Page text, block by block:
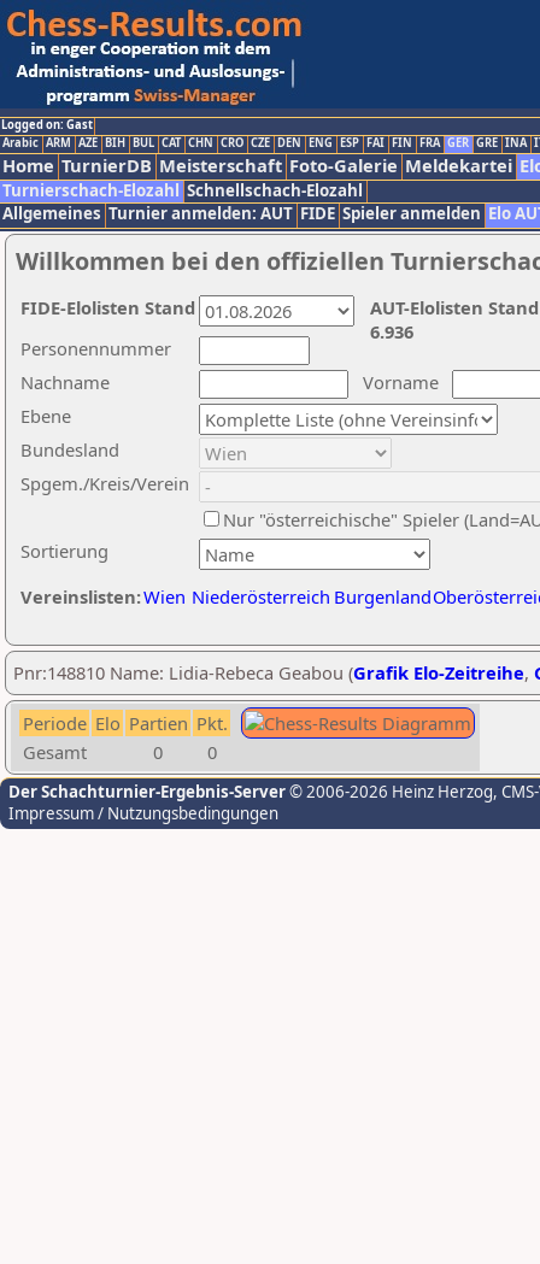
Logged on: Gast
Arabic ARM AZE BIH BUL CAT CHN CRO CZE DEN ENG ESP FAI FIN FRA GER GRE INA
Home TurnierDB Meisterschaft Foto-Galerie Meldekartei
Turnierschach-Elozahl Schnellschach-Elozahl
Allgemeines Turnier anmelden: AUT FIDE Spieler anmelden Elo
Willkommen bei den offiziellen
Nachname
Vorname
Ebene
Sortierung
Personennummer
Bundesland
Spgem./Kreis/Verein
Nur "österreichische" Spieler
Vereinslisten:Wien Niederösterreich Burgenland
AUT-Elolisten
6.936
FIDE-Elolisten Stand
Pnr:148810 Name: Lidia-Rebeca Geabou (Grafik Elo-Zeitreihe,
Periode Elo Partien Pkt.
Gesamt
0 0
Der Schachturnier-Ergebnis-Server© 2006-2026 Heinz Herzog,
Impressum / Nutzungsbedingungen